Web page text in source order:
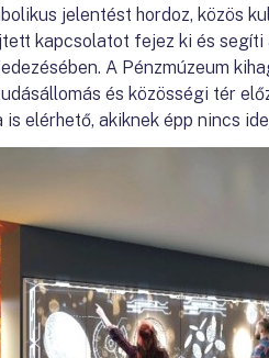
jelentést hordoz, közös
kapcsolatot fejez ki és
A Pénzmúzeum
és közösségi tér
elérhető, akiknek épp nincs